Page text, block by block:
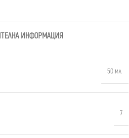
ИНФОРМАЦИЯ
50 мл.
7